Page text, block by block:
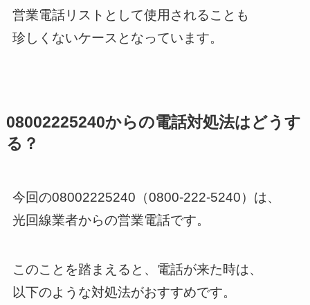
営業電話リストとして使用されることも
珍しくないケースとなっています。
08002225240からの電話対処法はどうす
る？
今回の08002225240（0800-222-5240）は、
光回線業者からの営業電話です。
このことを踏まえると、電話が来た時は、
以下のような対処法がおすすめです。